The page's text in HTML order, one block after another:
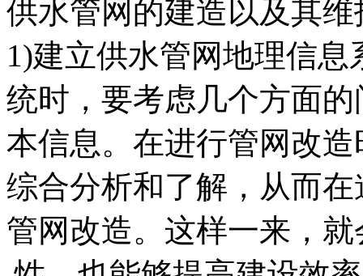
供水管网的建造以及其维
1)建立供水管网地理信
统时，要考虑几个方面
本信息。在进行管网改
综合分析和了解，从而
管网改造。这样一来，